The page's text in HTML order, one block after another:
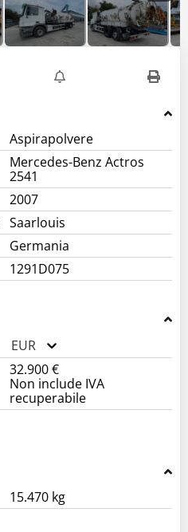
Aspirapolvere
Mercedes-Benz Actros
2541
2007
Saarlouis
Germania
1291D075
EUR
32.900 €
Non include IVA
recuperabile
15.470 kg